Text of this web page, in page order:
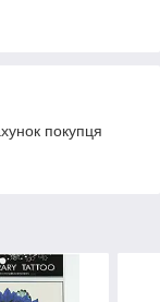
покупця